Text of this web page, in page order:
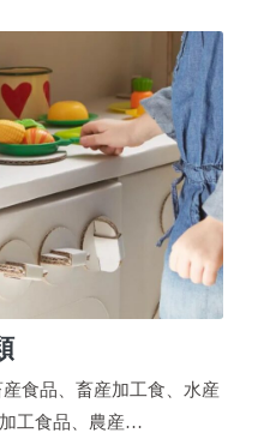
食品、畜産加工食、水産
工食品、農産…